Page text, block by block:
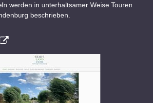
werden in unterhaltsamer Weise Touren
beschrieben.